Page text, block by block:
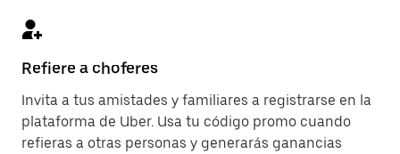
Refiere a choferes
Invita a tus amistades y familiares a registrarse en la
plataforma de Uber. Usa tu código promo cuando
refieras a otras personas y generarás ganancias